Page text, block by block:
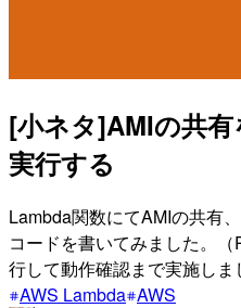
[小ネタ]AMIの共
実行する
Lambda関数にてAMIの共有
コードを書いてみました。
行して動作確認まで実施しま
AWS Lambda AWS